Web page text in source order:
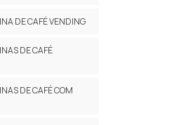
DE CAFÉ VENDING
DE CAFÉ
DE CAFÉ COM